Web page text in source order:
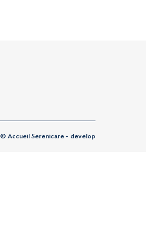
© Accueil Serenicare - develop